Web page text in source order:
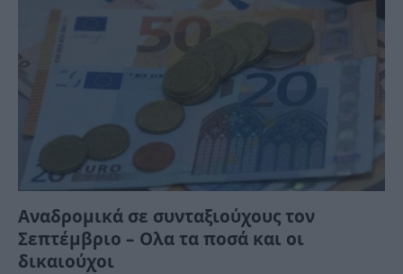
Αναδρομικά σε συνταξιούχους τον
Σεπτέμβριο – Ολα τα ποσά και οι
δικαιούχοι